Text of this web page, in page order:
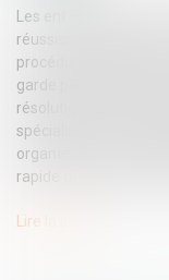
Les enfants payent
réussissent pas à
procédures légales
garde parentale et
résolution non
spécialisées au sein
organes de
rapide des cas
Lire la suite